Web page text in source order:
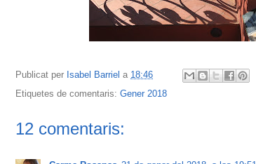
Publicat per Isabel Barriel a 18:46
Etiquetes de comentaris: Gener 2018
12 comentaris: